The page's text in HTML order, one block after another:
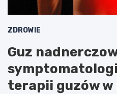
ZDROWIE
Guz
terapii guzów